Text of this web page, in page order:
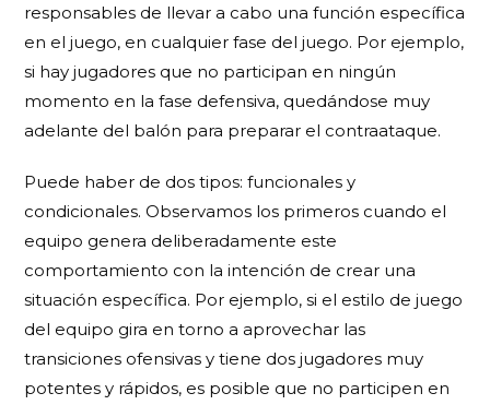
responsables de llevar a cabo una función específica
en el juego, en cualquier fase del juego. Por ejemplo,
si hay jugadores que no participan en ningún
momento en la fase defensiva, quedándose muy
adelante del balón para preparar el contraataque.
Puede haber de dos tipos: funcionales y
condicionales. Observamos los primeros cuando el
equipo genera deliberadamente este
comportamiento con la intención de crear una
situación específica. Por ejemplo, si el estilo de juego
del equipo gira en torno a aprovechar las
transiciones ofensivas y tiene dos jugadores muy
potentes y rápidos, es posible que no participen en